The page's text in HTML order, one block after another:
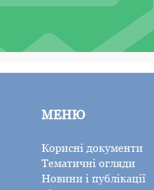
МЕНЮ
Корисні документи
Тематичні огляди
Новини і публікації